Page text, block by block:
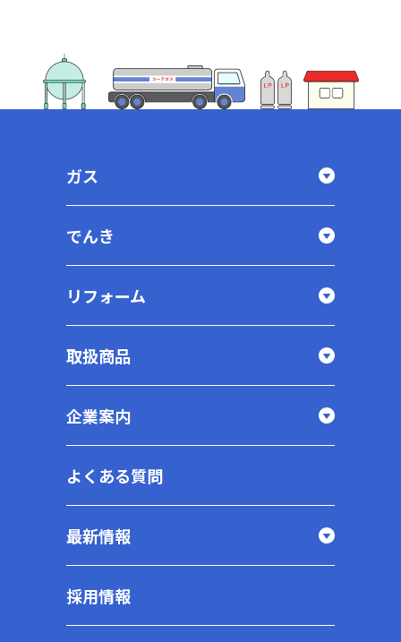
ガス
でんき
リフォーム
取扱商品
企業案内
よくある質問
最新情報
採用情報